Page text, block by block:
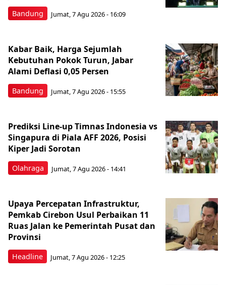
Bandung Jumat, 7 Agu 2026 - 16:09
Bandung
Kabar Baik, Harga Sejumlah
Kebutuhan Pokok Turun, Jabar
Alami Deflasi 0,05 Persen
Jumat, 7 Agu 2026 - 15:55
Olahraga
Prediksi Line-up Timnas Indonesia vs
Singapura di Piala AFF 2026, Posisi
Kiper Jadi Sorotan
Jumat, 7 Agu 2026 - 14:41
Headline
Upaya Percepatan Infrastruktur,
Pemkab Cirebon Usul Perbaikan 11
Ruas Jalan ke Pemerintah Pusat dan
Provinsi
Jumat, 7 Agu 2026 - 12:25